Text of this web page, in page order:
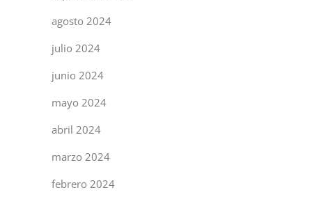
agosto 2024
julio 2024
junio 2024
mayo 2024
abril 2024
marzo 2024
febrero 2024